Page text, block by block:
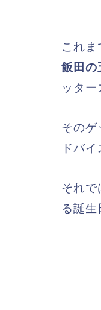
これま
飯田の
ッター
そのゲ
ドバ
それで
る誕生